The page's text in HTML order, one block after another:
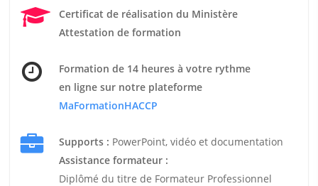
Certificat de réalisation du Ministère
Attestation de formation
Formation de 14 heures à votre rythme
en ligne sur notre plateforme
MaFormationHACCP
Supports : PowerPoint, vidéo et documentation
Assistance formateur :
Diplômé du titre de Formateur Professionnel